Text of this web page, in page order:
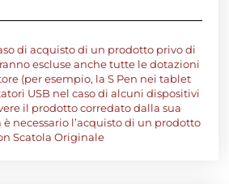
di acquisto di un prodotto privo di
escluse anche tutte le dotazioni
(per esempio, la S Pen nei tablet
USB nel caso di alcuni dispositivi
il prodotto corredato dalla sua
necessario l’acquisto di un prodotto
Scatola Originale